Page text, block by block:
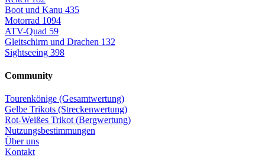
Boot und Kanu 435
Motorrad 1094
ATV-Quad 59
Gleitschirm und Drachen 132
Sightseeing 398
Community
Tourenkönige (Gesamtwertung)
Gelbe Trikots (Streckenwertung)
Rot-Weißes Trikot (Bergwertung)
Nutzungsbestimmungen
Über uns
Kontakt